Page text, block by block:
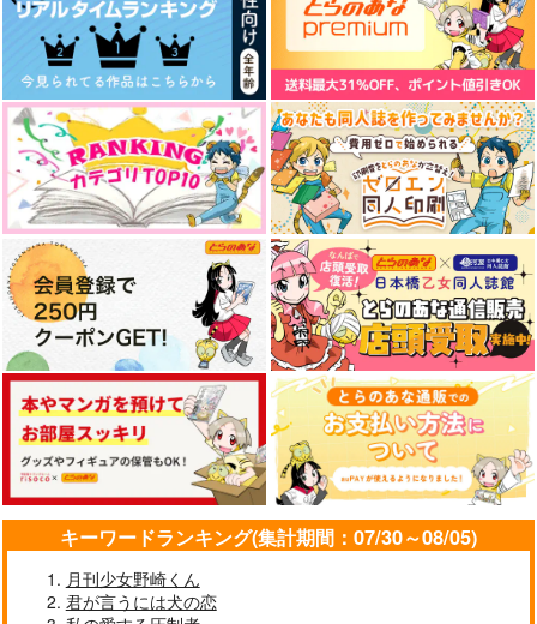
サンプル
作品詳細
サンプル
作品詳細
サンプル
作品詳細
小黒、私をおいて行か
ないで
okada_zari
472円 （税込）
小黒×無限
サンプル
作品詳細
様々な藤堂の本
302
629円（税込）
藤堂平助
サンプル
いつまでも気付かない
ゆきむい
220円（税込）
クー・フーリン×エミヤ
サンプル
キーワードランキング(集計期間：07/30～08/05)
月刊少女野崎くん
君が言うには犬の恋